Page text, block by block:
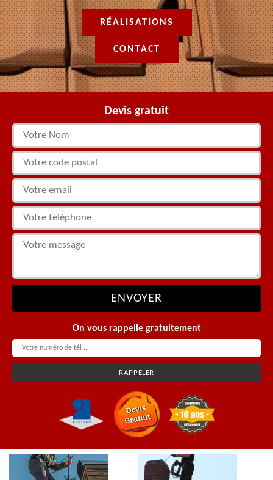
RÉALISATIONS
CONTACT
Devis gratuit
On vous rappelle gratuitement